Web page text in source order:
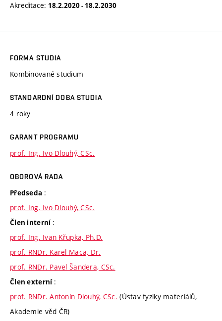
Akreditace: 18.2.2020 - 18.2.2030
FORMA STUDIA
Kombinované studium
STANDARDNÍ DOBA STUDIA
4 roky
GARANT PROGRAMU
prof. Ing. Ivo Dlouhý, CSc.
OBOROVÁ RADA
Předseda :
prof. Ing. Ivo Dlouhý, CSc.
Člen interní :
prof. Ing. Ivan Křupka, Ph.D.
prof. RNDr. Karel Maca, Dr.
prof. RNDr. Pavel Šandera, CSc.
Člen externí :
prof. RNDr. Antonín Dlouhý, CSc. (Ústav fyziky materiálů,
Akademie věd ČR)